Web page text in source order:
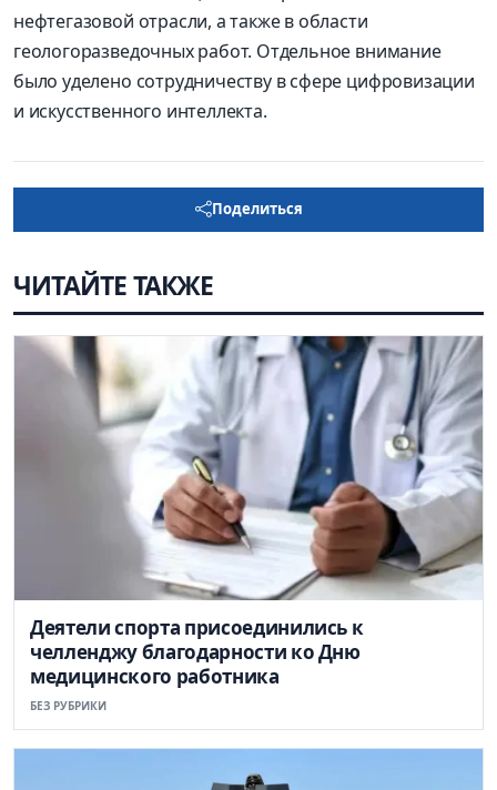
нефтегазовой отрасли, а также в области
геологоразведочных работ. Отдельное внимание
было уделено сотрудничеству в сфере цифровизации
и искусственного интеллекта.
Поделиться
ЧИТАЙТЕ ТАКЖЕ
Деятели спорта присоединились к
челленджу благодарности ко Дню
медицинского работника
БЕЗ РУБРИКИ